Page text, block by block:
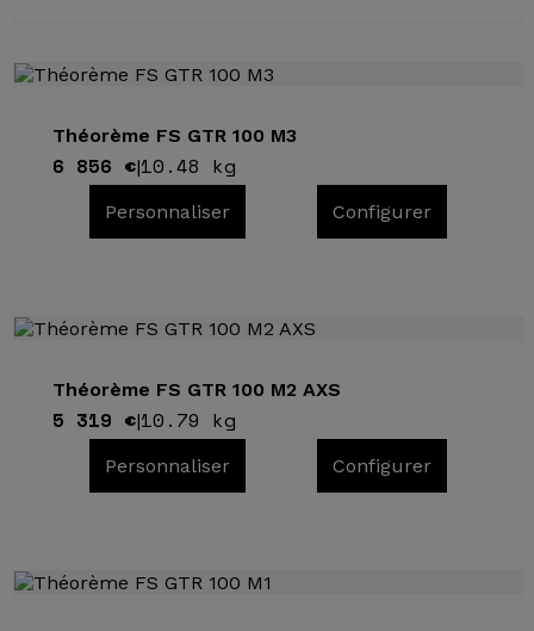
Théorème FS GTR 100 M3
6 856 €|10.48 kg
Personnaliser Configurer
Théorème FS GTR 100 M2 AXS
5 319 €|10.79 kg
Personnaliser Configurer